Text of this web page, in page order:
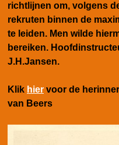
richtlijnen om, volgens
rekruten binnen de
te leiden. Men wilde
bereiken.
J.H.Jansen.
Klik hier voor de
van Beers